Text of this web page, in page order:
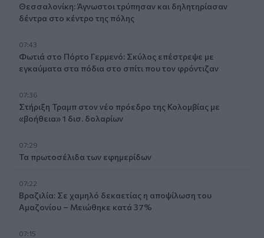
Θεσσαλονίκη: Άγνωστοι τρύπησαν και δηλητηρίασαν
δέντρα στο κέντρο της πόλης
07:43
Φωτιά στο Πόρτο Γερμενό: Σκύλος επέστρεψε με
εγκαύματα στα πόδια στο σπίτι που τον φρόντιζαν
07:36
Στήριξη Τραμπ στον νέο πρόεδρο της Κολομβίας με
«βοήθεια» 1 δισ. δολαρίων
07:29
Τα πρωτοσέλιδα των εφημερίδων
07:22
Βραζιλία: Σε χαμηλό δεκαετίας η αποψίλωση του
Αμαζονίου – Μειώθηκε κατά 37%
07:15